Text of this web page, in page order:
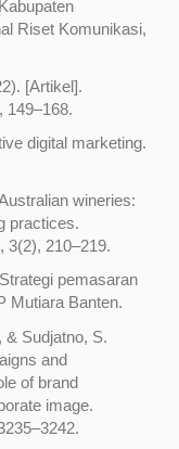
Riset Komunikasi,
[Artikel].
149–168.
digital marketing.
wineries:
practices.
3(2), 210–219.
pemasaran
Mutiara Banten.
& Sudjatno, S.
and
of brand
image.